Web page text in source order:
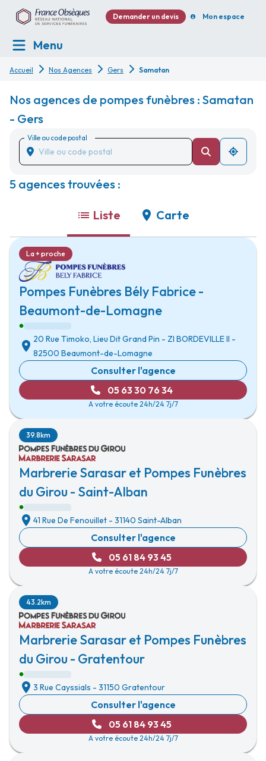
Demander un devis Mon espace
Menu
Accueil Nos Agences Gers Samatan
Nos agences de pompes funèbres : Samatan
- Gers
Ville ou code postal
5 agences trouvées :
Liste Carte
Pompes Funèbres Bély Fabrice -
Beaumont-de-Lomagne
La + proche
20 Rue Timoko, Lieu Dit Grand Pin - ZI BORDEVILLE II -
82500 Beaumont-de-Lomagne
Consulter l'agence
05 63 30 76 34
A votre écoute 24h/24 7j/7
Marbrerie Sarasar et Pompes Funèbres
du Girou - Saint-Alban
39.8km
41 Rue De Fenouillet - 31140 Saint-Alban
Consulter l'agence
05 61 84 93 45
A votre écoute 24h/24 7j/7
Marbrerie Sarasar et Pompes Funèbres
du Girou - Gratentour
43.2km
3 Rue Cayssials - 31150 Gratentour
Consulter l'agence
05 61 84 93 45
A votre écoute 24h/24 7j/7